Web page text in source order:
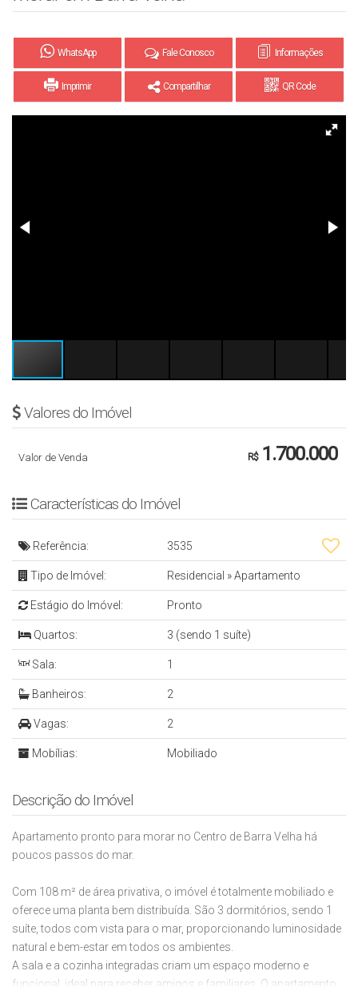
WhatsApp Fale Conosco Informações
Imprimir Compartilhar QR Code
Valores do Imóvel
R$1.700.000
Valor de Venda
Características do Imóvel
Referência: 3535
Tipo de Imóvel: Residencial »Apartamento
Estágio do Imóvel: Pronto
Quartos: 3 (sendo 1 suíte)
Sala: 1
Banheiros: 2
Vagas: 2
Mobílias: Mobiliado
Descrição do Imóvel
Apartamento pronto para morar no Centro de Barra Velha há
poucos passos do mar.
Com 108 m² de área privativa, o imóvel é totalmente mobiliado e
oferece uma planta bem distribuída. São 3 dormitórios, sendo 1
suíte, todos com vista para o mar, proporcionando luminosidade
natural e bem-estar em todos os ambientes.
A sala e a cozinha integradas criam um espaço moderno e
funcional, ideal para receber amigos e familiares. O apartamento